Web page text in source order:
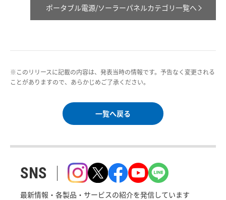
ポータブル電源/ソーラーパネルカテゴリ一覧へ
※このリリースに記載の内容は、発表当時の情報です。予告なく変更される
ことがありますので、あらかじめご了承ください。
一覧へ戻る
SNS
最新情報・各製品・サービスの紹介を発信しています